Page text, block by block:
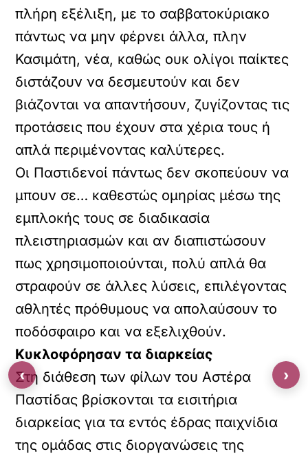
πλήρη εξέλιξη, με το σαββατοκύριακο
πάντως να μην φέρνει άλλα, πλην
Κασιμάτη, νέα, καθώς ουκ ολίγοι παίκτες
διστάζουν να δεσμευτούν και δεν
βιάζονται να απαντήσουν, ζυγίζοντας τις
προτάσεις που έχουν στα χέρια τους ή
απλά περιμένοντας καλύτερες.
Οι Παστιδενοί πάντως δεν σκοπεύουν να
μπουν σε… καθεστώς ομηρίας μέσω της
εμπλοκής τους σε διαδικασία
πλειστηριασμών και αν διαπιστώσουν
πως χρησιμοποιούνται, πολύ απλά θα
στραφούν σε άλλες λύσεις, επιλέγοντας
αθλητές πρόθυμους να απολαύσουν το
ποδόσφαιρο και να εξελιχθούν.
Κυκλοφόρησαν τα διαρκείας
Στη διάθεση των φίλων του Αστέρα
Παστίδας βρίσκονται τα εισιτήρια
διαρκείας για τα εντός έδρας παιχνίδια
της ομάδας στις διοργανώσεις της
‹ ›